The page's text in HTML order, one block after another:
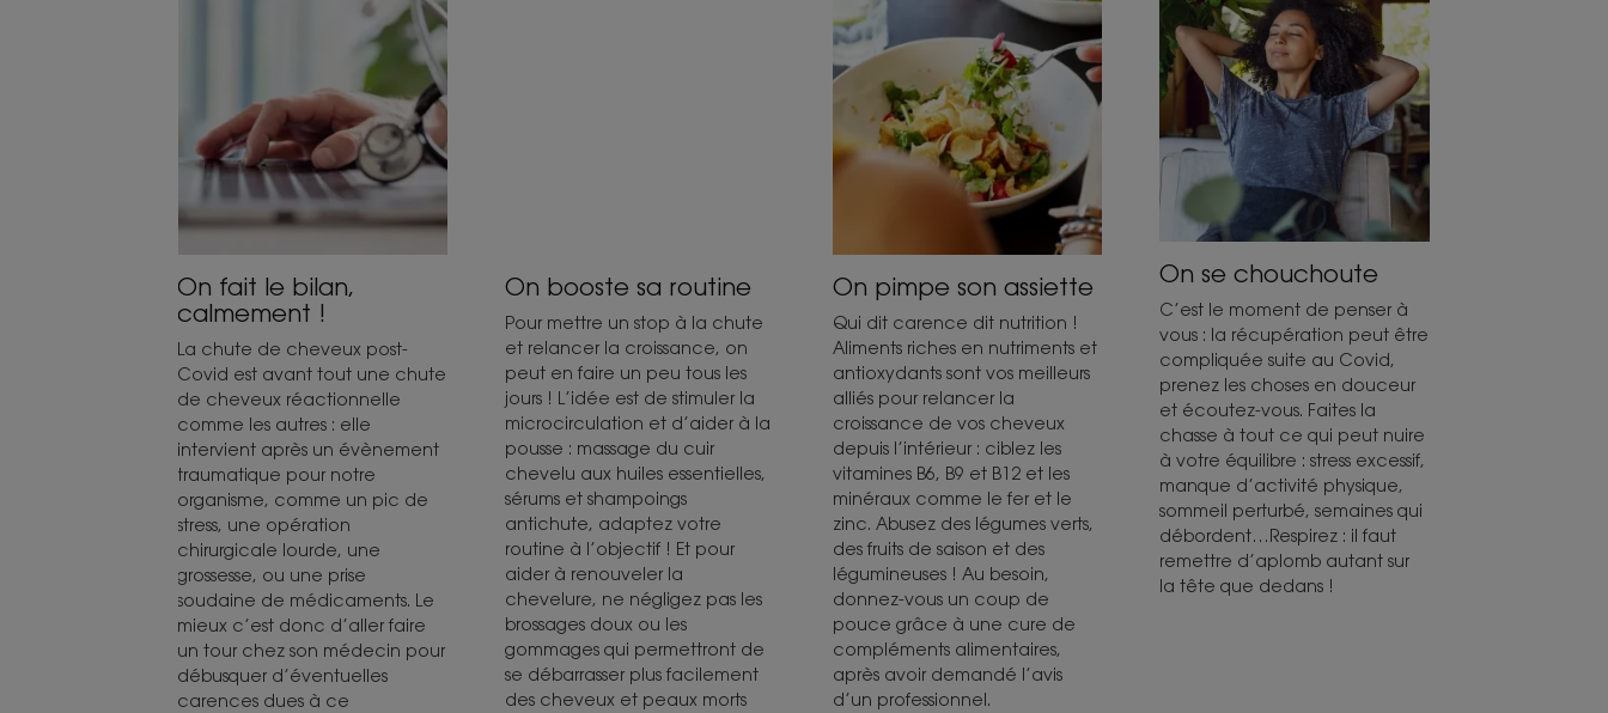
On fait le bilan,
calmement !
La chute de cheveux post-
Covid est avant tout une chute
de cheveux réactionnelle
comme les autres : elle
intervient après un évènement
traumatique pour notre
organisme, comme un pic de
stress, une opération
chirurgicale lourde, une
grossesse, ou une prise
soudaine de médicaments. Le
mieux c’est donc d’aller faire
un tour chez son médecin pour
débusquer d’éventuelles
carences dues à ce
On booste sa routine
Pour mettre un stop à la chute
et relancer la croissance, on
peut en faire un peu tous les
jours ! L’idée est de stimuler la
microcirculation et d’aider à la
pousse : massage du cuir
chevelu aux huiles essentielles,
sérums et shampoings
antichute, adaptez votre
routine à l’objectif ! Et pour
aider à renouveler la
chevelure, ne négligez pas les
brossages doux ou les
gommages qui permettront de
se débarrasser plus facilement
des cheveux et peaux morts
On pimpe son assiette
Qui dit carence dit nutrition !
Aliments riches en nutriments et
antioxydants sont vos meilleurs
alliés pour relancer la
croissance de vos cheveux
depuis l’intérieur : ciblez les
vitamines B6, B9 et B12 et les
minéraux comme le fer et le
zinc. Abusez des légumes verts,
des fruits de saison et des
légumineuses ! Au besoin,
donnez-vous un coup de
pouce grâce à une cure de
compléments alimentaires,
après avoir demandé l’avis
d’un professionnel.
On se chouchoute
C’est le moment de penser à
vous : la récupération peut être
compliquée suite au Covid,
prenez les choses en douceur
et écoutez-vous. Faites la
chasse à tout ce qui peut nuire
à votre équilibre : stress excessif,
manque d’activité physique,
sommeil perturbé, semaines qui
débordent…Respirez : il faut
remettre d’aplomb autant sur
la tête que dedans !